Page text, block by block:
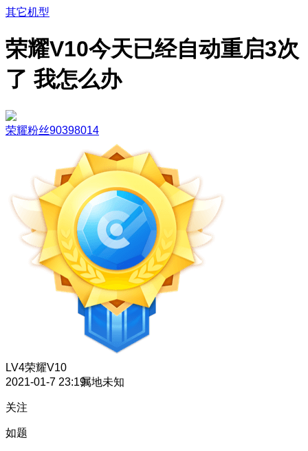
其它机型
荣耀V10今天已经自动重启3次
了 我怎么办
荣耀粉丝90398014
LV4荣耀V10
2021-01-7 23:19属地未知
关注
如题